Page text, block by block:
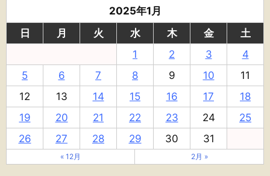
2025年1月
日
月 火 水 木 金
土
1
2 3
4
5
6 7 8 9 10
11
12
13 14 15 16 17
18
19
20 21 22 23 24
25
26
27 28 29 30 31
« 12月 2月 »